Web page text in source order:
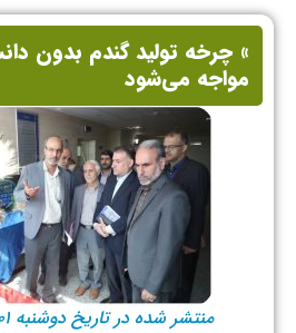
» چرخه تولید گندم بدون
مواجه می‌شود
منتشر شده در تاریخ دوشنبه ۰۱ اردیبهشت ۱۴۰۴